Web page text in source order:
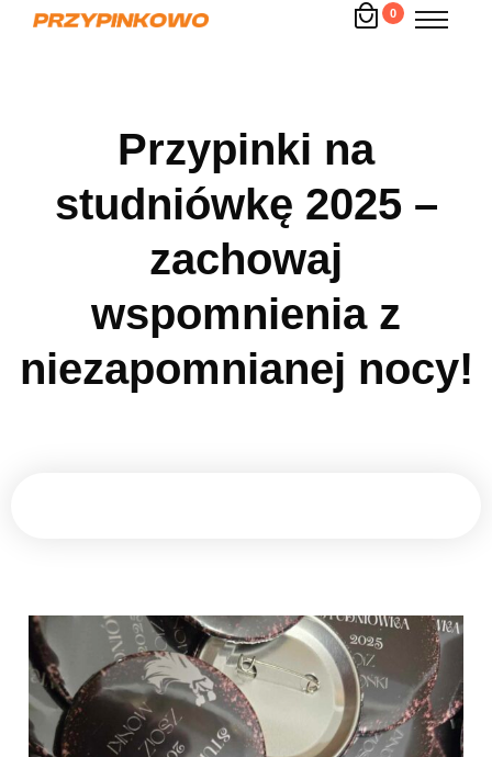
0
Przypinki na
studniówkę 2025 –
zachowaj
wspomnienia z
niezapomnianej nocy!